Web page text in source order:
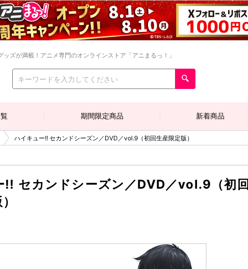
ズが満載！アニメ専門のオンラインストア「アニまるっ！」
期間限定商品 新着商品
ハイキュー!! セカンドシーズン／DVD／vol.9（初回生産限定版）
!! セカンドシーズン／DVD／vol.9（初回